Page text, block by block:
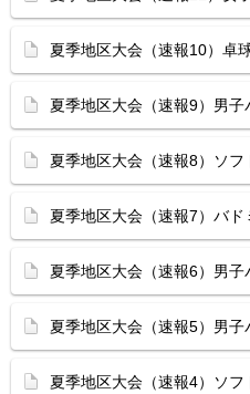
夏季地区大会（速報10）卓
夏季地区大会（速報9）男
夏季地区大会（速報8）ソ
夏季地区大会（速報7）バ
夏季地区大会（速報6）男
夏季地区大会（速報5）男
夏季地区大会（速報4）ソ